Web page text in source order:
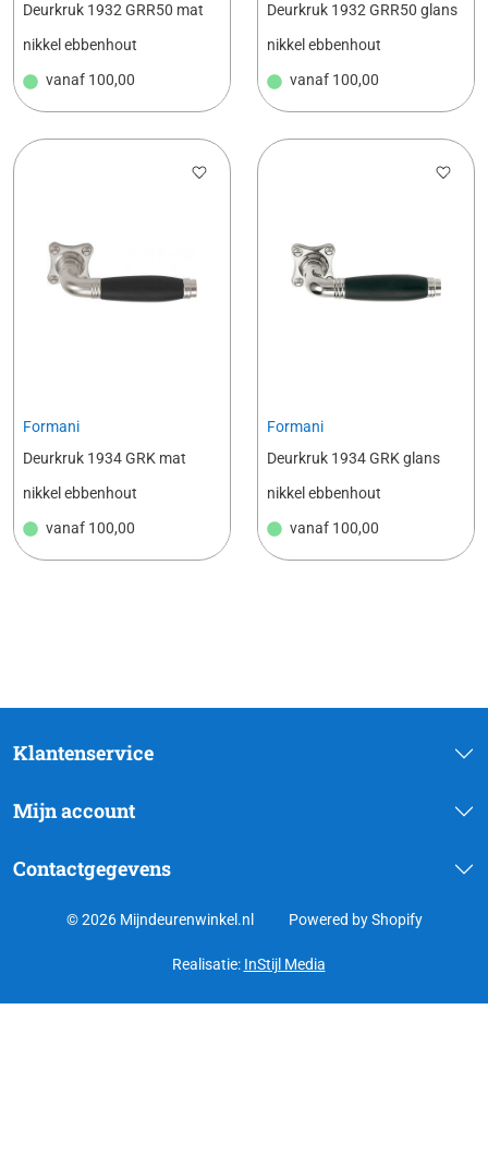
Deurkruk 1932 GRR50 mat
nikkel ebbenhout
vanaf 100,00
Deurkruk 1932 GRR50 glans
nikkel ebbenhout
vanaf 100,00
Formani
Deurkruk 1934 GRK mat
nikkel ebbenhout
vanaf 100,00
Formani
Deurkruk 1934 GRK glans
nikkel ebbenhout
vanaf 100,00
Klantenservice
Mijn account
Contactgegevens
© 2026 Mijndeurenwinkel.nl Powered by Shopify
Realisatie: InStijl Media